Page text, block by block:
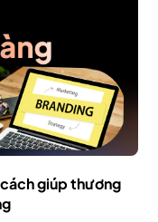
giúp thương